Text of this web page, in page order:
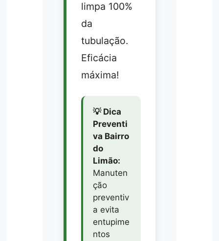
limpa 100%
da
tubulação.
Eficácia
máxima!
💡 Dica
Preventi
va Bairro
do
Limão:
Manuten
ção
preventiv
a evita
entupime
ntos